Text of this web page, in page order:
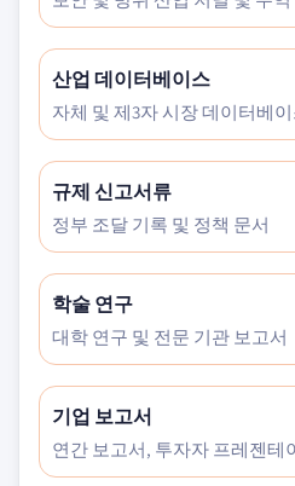
산업 데이터베이스
자체 및 제3자 시장 데이터베
규제 신고서류
정부 조달 기록 및 정책 문서
학술 연구
대학 연구 및 전문 기관 보고서
기업 보고서
연간 보고서, 투자자 프레젠테